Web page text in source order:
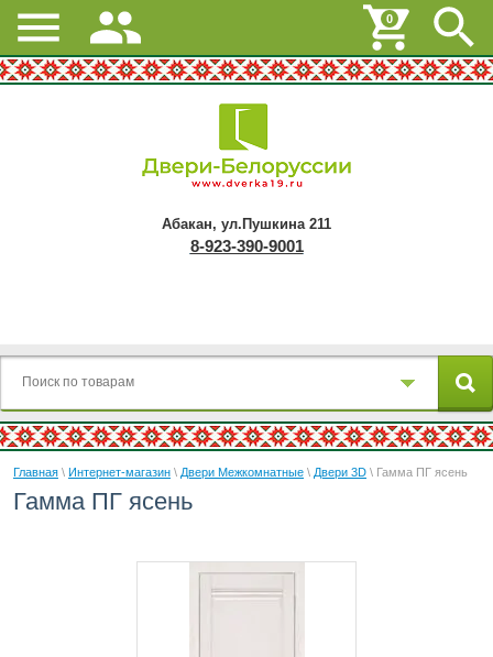
Абакан, ул.Пушкина 211
8-923-390-9001
Главная \ Интернет-магазин \ Двери Межкомнатные \ Двери 3D \ Гамма ПГ ясень
Гамма ПГ ясень
0